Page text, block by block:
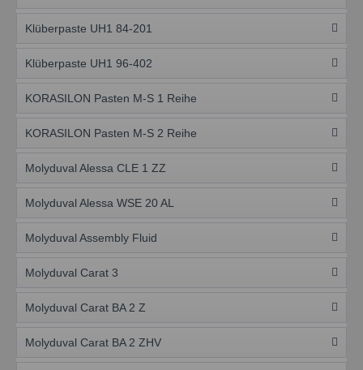
Klüberpaste UH1 84-201
Klüberpaste UH1 96-402
KORASILON Pasten M-S 1 Reihe
KORASILON Pasten M-S 2 Reihe
Molyduval Alessa CLE 1 ZZ
Molyduval Alessa WSE 20 AL
Molyduval Assembly Fluid
Molyduval Carat 3
Molyduval Carat BA 2 Z
Molyduval Carat BA 2 ZHV